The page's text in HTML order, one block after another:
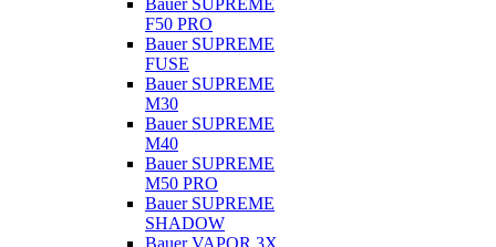
Bauer SUPREME
F50 PRO
Bauer SUPREME
FUSE
Bauer SUPREME
M30
Bauer SUPREME
M40
Bauer SUPREME
M50 PRO
Bauer SUPREME
SHADOW
Bauer VAPOR 3X